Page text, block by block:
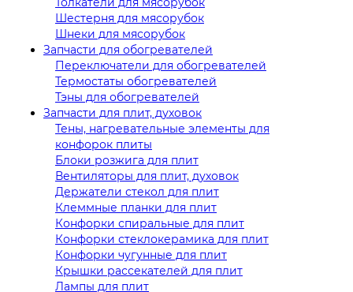
Шестерня для мясорубок
Шнеки для мясорубок
Запчасти для обогревателей
Переключатели для обогревателей
Термостаты обогревателей
Тэны для обогревателей
Запчасти для плит, духовок
Тены, нагревательные элементы для
конфорок плиты
Блоки розжига для плит
Вентиляторы для плит, духовок
Держатели стекол для плит
Клеммные планки для плит
Конфорки спиральные для плит
Конфорки стеклокерамика для плит
Конфорки чугунные для плит
Крышки рассекателей для плит
Лампы для плит